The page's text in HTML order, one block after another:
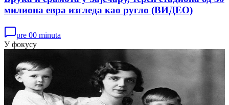
милиона евра изгледа као ругло (ВИДЕО)
pre 00 minuta
У фокусу